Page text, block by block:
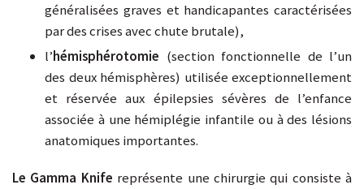
généralisées graves et handicapantes caractérisées
par des crises avec chute brutale),
l’hémisphérotomie (section fonctionnelle de l’un
des deux hémisphères) utilisée exceptionnellement
et réservée aux épilepsies sévères de l’enfance
associée à une hémiplégie infantile ou à des lésions
anatomiques importantes.
Le Gamma Knife représente une chirurgie qui consiste à